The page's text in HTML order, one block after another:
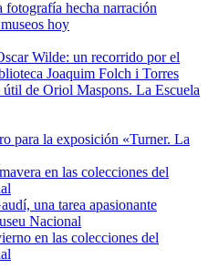
fotografía hecha narración
hoy
Wilde: un recorrido por el
Joaquim Folch i Torres
de Oriol Maspons. La Escuela
para la exposición «Turner. La
en las colecciones del
una tarea apasionante
Nacional
en las colecciones del